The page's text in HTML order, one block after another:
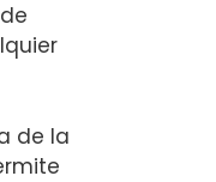
de la